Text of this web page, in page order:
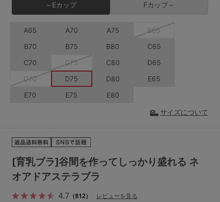
S-CD
M-AB M-EF
L-AB L-EF
サイズの表示を閉じる
セールアイテムから探す
その他から探す
お気に入り
ランキング
高評価レビューアイテム
[育乳ブラ]谷間を作ってしっかり盛れる ネ
オアドアステラブラ
4.7（812） レビューを見る
～Eカップ Fカップ～
A65 A70 A75
B65
B70
B75 B80
C65
C70
C75 C80
D65
D70
D75 D80
E65
E70
E75 E80
サイズについて